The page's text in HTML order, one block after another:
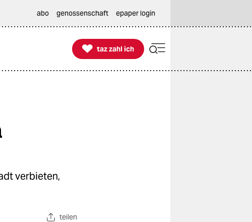
abo genossenschaft epaper login

taz zahl ich
taz zahl ich
verbieten,
teilen